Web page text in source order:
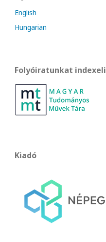
English
Hungarian
Folyóiratunkat indexeli
Kiadó